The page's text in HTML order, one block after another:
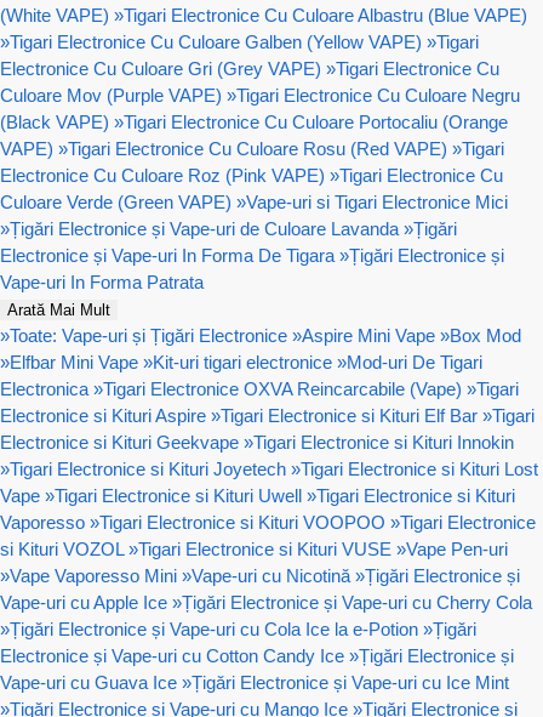
(White VAPE) »Tigari Electronice Cu Culoare Albastru (Blue VAPE)
»Tigari Electronice Cu Culoare Galben (Yellow VAPE) »Tigari
Electronice Cu Culoare Gri (Grey VAPE) »Tigari Electronice Cu
Culoare Mov (Purple VAPE) »Tigari Electronice Cu Culoare Negru
(Black VAPE) »Tigari Electronice Cu Culoare Portocaliu (Orange
VAPE) »Tigari Electronice Cu Culoare Rosu (Red VAPE) »Tigari
Electronice Cu Culoare Roz (Pink VAPE) »Tigari Electronice Cu
Culoare Verde (Green VAPE) »Vape-uri si Tigari Electronice Mici
»Țigări Electronice și Vape-uri de Culoare Lavanda »Țigări
Electronice și Vape-uri In Forma De Tigara »Țigări Electronice și
Vape-uri In Forma Patrata
Arată Mai Mult
»Toate: Vape-uri și Țigări Electronice »Aspire Mini Vape »Box Mod
»Elfbar Mini Vape »Kit-uri tigari electronice »Mod-uri De Tigari
Electronica »Tigari Electronice OXVA Reincarcabile (Vape) »Tigari
Electronice si Kituri Aspire »Tigari Electronice si Kituri Elf Bar »Tigari
Electronice si Kituri Geekvape »Tigari Electronice si Kituri Innokin
»Tigari Electronice si Kituri Joyetech »Tigari Electronice si Kituri Lost
Vape »Tigari Electronice si Kituri Uwell »Tigari Electronice si Kituri
Vaporesso »Tigari Electronice si Kituri VOOPOO »Tigari Electronice
si Kituri VOZOL »Tigari Electronice si Kituri VUSE »Vape Pen-uri
»Vape Vaporesso Mini »Vape-uri cu Nicotină »Țigări Electronice și
Vape-uri cu Apple Ice »Țigări Electronice și Vape-uri cu Cherry Cola
»Țigări Electronice și Vape-uri cu Cola Ice la e-Potion »Țigări
Electronice și Vape-uri cu Cotton Candy Ice »Țigări Electronice și
Vape-uri cu Guava Ice »Țigări Electronice și Vape-uri cu Ice Mint
»Țigări Electronice și Vape-uri cu Mango Ice »Țigări Electronice și